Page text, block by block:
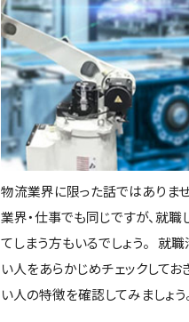
物流業界に限った話ではありま
業界・仕事でも同じですが、就
てしまう方もいるでしょう。 就
い人をあらかじめチェックしてお
い人の特徴を確認してみましょう